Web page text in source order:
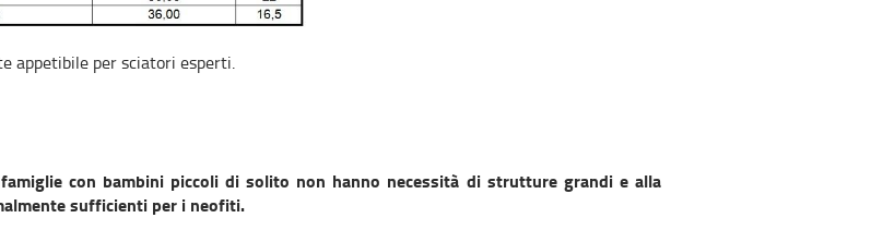
appetibile per sciatori esperti.
con bambini piccoli di solito non hanno necessità di strutture grandi e alla
sufficienti per i neofiti.